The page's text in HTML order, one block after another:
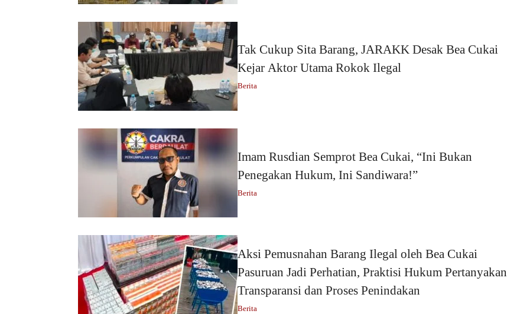
Tak Cukup Sita Barang, JARAKK Desak Bea Cukai
Kejar Aktor Utama Rokok Ilegal
Berita
Imam Rusdian Semprot Bea Cukai, “Ini Bukan
Penegakan Hukum, Ini Sandiwara!”
Berita
Aksi Pemusnahan Barang Ilegal oleh Bea Cukai
Pasuruan Jadi Perhatian, Praktisi Hukum Pertanyakan
Transparansi dan Proses Penindakan
Berita